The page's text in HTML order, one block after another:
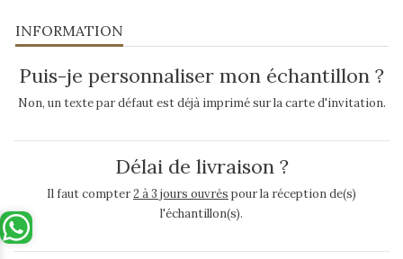
INFORMATION
Puis-je personnaliser mon échantillon ?
Non, un texte par défaut est déjà imprimé sur la carte d'invitation.
Délai de livraison ?
Il faut compter2 à 3 jours ouvrés pour la réception de(s)
l'échantillon(s).